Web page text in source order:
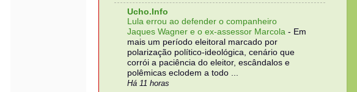
Ucho.Info
Lula errou ao defender o companheiro
Jaques Wagner e o ex-assessor Marcola - Em
mais um período eleitoral marcado por
polarização político-ideológica, cenário que
corrói a paciência do eleitor, escândalos e
polêmicas eclodem a todo ...
Há 11 horas